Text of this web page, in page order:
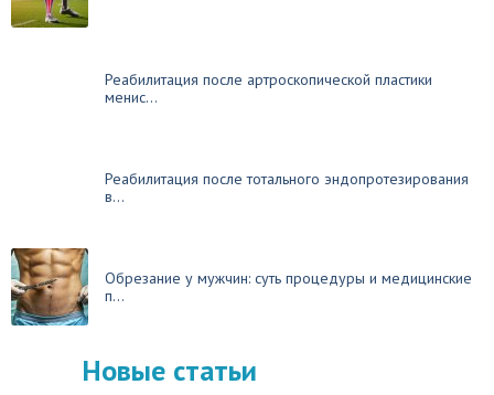
Реабилитация после артроскопической пластики
менис...
Реабилитация после тотального эндопротезирования
в...
Обрезание у мужчин: суть процедуры и медицинские
п...
Новые статьи